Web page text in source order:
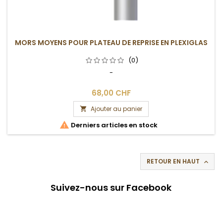
MORS MOYENS POUR PLATEAU DE REPRISE EN PLEXIGLAS
(0)
-
68,00 CHF
 Ajouter au panier
 Derniers articles en stock
RETOUR EN HAUT 
Suivez-nous sur Facebook